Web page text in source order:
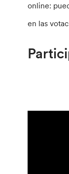
online:
en las